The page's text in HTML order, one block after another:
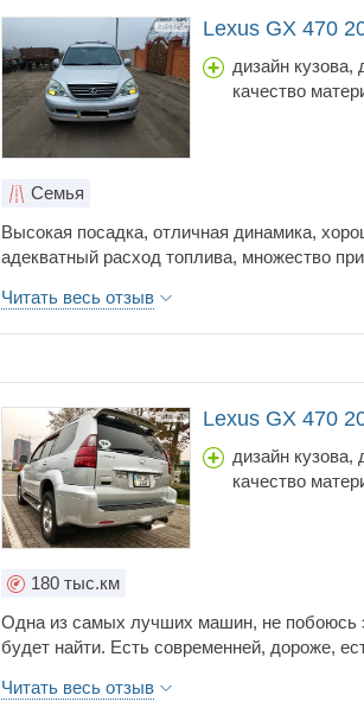
Lexus GX 470
дизайн кузова,
качество
Семья
Высокая посадка, отличная динамика,
адекватный расход топлива, множество
дизайн. Звук Марк-Левинсон, ДВД в
Подвеска пневмо - поддерживает
Читать весь отзыв
Lexus GX 470
дизайн кузова,
качество
180 тыс.км
Одна из самых лучших машин, не побоюсь
будет найти. Есть современней, дороже,
хотите надежное, комфортное авто на все
Читать весь отзыв